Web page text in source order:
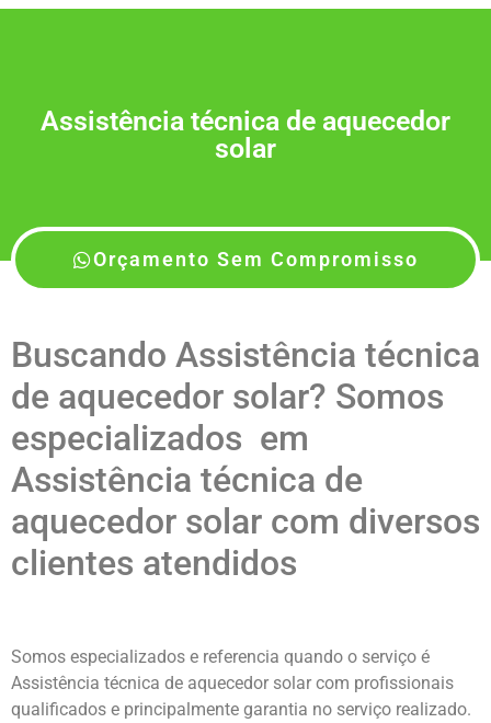
Assistência técnica de aquecedor
solar
Orçamento Sem Compromisso
Buscando Assistência técnica
de aquecedor solar? Somos
especializados em
Assistência técnica de
aquecedor solar com diversos
clientes atendidos
Somos especializados e referencia quando o serviço é
Assistência técnica de aquecedor solar com profissionais
qualificados e principalmente garantia no serviço realizado.